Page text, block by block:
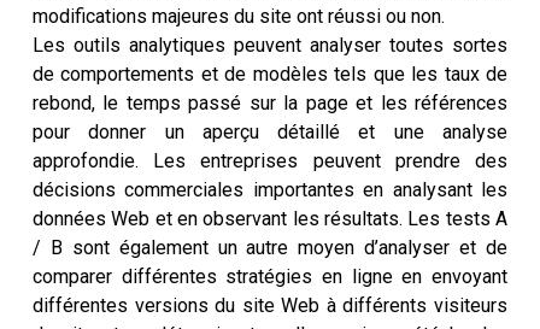
modifications majeures du site ont réussi ou non.
Les outils analytiques peuvent analyser toutes sortes
de comportements et de modèles tels que les taux de
rebond, le temps passé sur la page et les références
pour donner un aperçu détaillé et une analyse
approfondie. Les entreprises peuvent prendre des
décisions commerciales importantes en analysant les
données Web et en observant les résultats. Les tests A
/ B sont également un autre moyen d’analyser et de
comparer différentes stratégies en ligne en envoyant
différentes versions du site Web à différents visiteurs